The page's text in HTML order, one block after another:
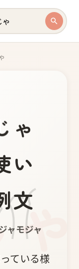
ゃ
い
文
ャモジャ
ている様